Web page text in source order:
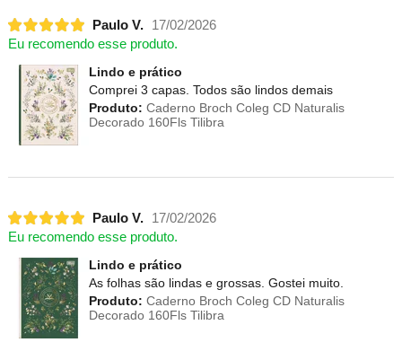
Paulo V.
17/02/2026
Eu recomendo esse produto.
Lindo e prático
Comprei 3 capas. Todos são lindos demais
Produto: Caderno Broch Coleg CD Naturalis
Decorado 160Fls Tilibra
Paulo V.
17/02/2026
Eu recomendo esse produto.
Lindo e prático
As folhas são lindas e grossas. Gostei muito.
Produto: Caderno Broch Coleg CD Naturalis
Decorado 160Fls Tilibra